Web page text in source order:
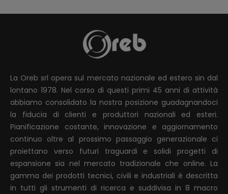
La Oreb srl opera sul mercato nazionale ed estero sin dal
lontano 1978. Nel corso di questi primi 45 anni di attività
abbiamo consolidato la nostra posizione guadagnandoci
la fiducia di clienti e produttori nazionali ed esteri.
Pianificazione costante, innovazione e aggiornamento
continuo oltre al prossimo passaggio generazionale ci
proiettano verso futuri traguardi e solidi progetti di
espansione sia nel mercato tradizionale che online. La
gamma dei prodotti tecnici, civili e industriali è descritta
in tutti gli strumenti di ricerca e suddivisa in 8 macro